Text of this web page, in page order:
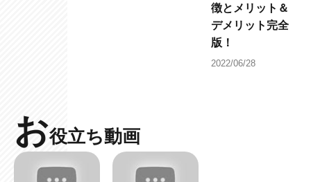
徴とメリット＆
デメリット完全
版！
2022/06/28
お役立ち動画